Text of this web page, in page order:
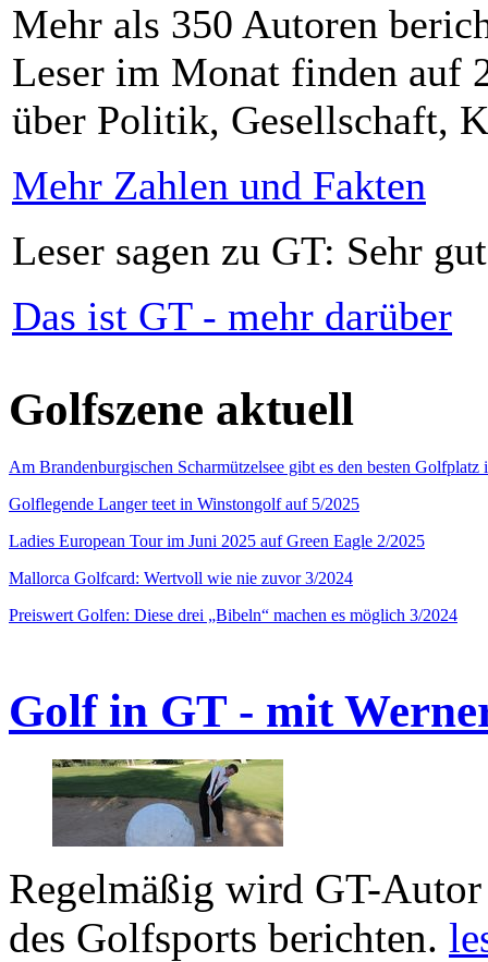
Mehr als 350 Autoren
Leser im Monat finden auf
über Politik, Gesellschaft,
Mehr Zahlen und Fakten
Leser sagen zu GT: Sehr
Das ist GT - mehr darüber
Golfszene aktuell
Am Brandenburgischen Scharmützelsee gibt es den besten
Golflegende Langer teet in Winstongolf auf 5/2025
Ladies European Tour im Juni 2025 auf Green Eagle 2/2025
Mallorca Golfcard: Wertvoll wie nie zuvor 3/2024
Preiswert Golfen: Diese drei „Bibeln“ machen es möglich 3/2024
Golf in GT - mit
Regelmäßig wird GT-
des Golfsports berichten.